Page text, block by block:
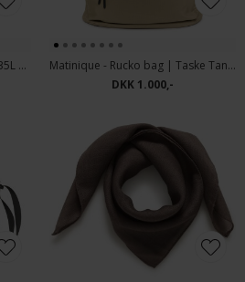
Bjørn Borg - Travel backpack 35L | Rygsæk Black Beauty
Matinique - Rucko bag | Taske Tannin
DKK 1.000,-